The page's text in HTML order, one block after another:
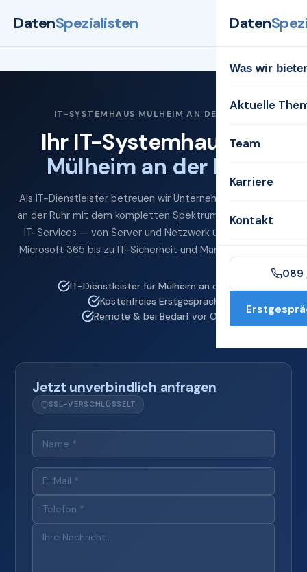
DatenSpezialisten Daten
Was wir
Aktuelle
Team
Karriere
Kontakt
089
IT-SYSTEMHAUS MÜLHEIM AN DER RUHR
Ihr IT-Systemhaus für
Mülheim an der Ruhr
Als IT-Dienstleister betreuen wir Unternehmen in Mülheim
an der Ruhr mit dem kompletten Spektrum professioneller
IT-Services — von Server und Netzwerk über Cloud und
Microsoft 365 bis zu IT-Sicherheit und Managed Services.
IT-Dienstleister für Mülheim an der Ruhr
Kostenfreies Erstgespräch
Remote & bei Bedarf vor Ort
Jetzt unverbindlich anfragen
SSL-VERSCHLÜSSELT